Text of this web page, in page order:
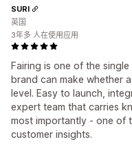
Fairing is one of the
brand can make whether
level. Easy to launch,
expert team that carries
most importantly - one of
customer insights.
SURI
英国
3年多 人在使用应用